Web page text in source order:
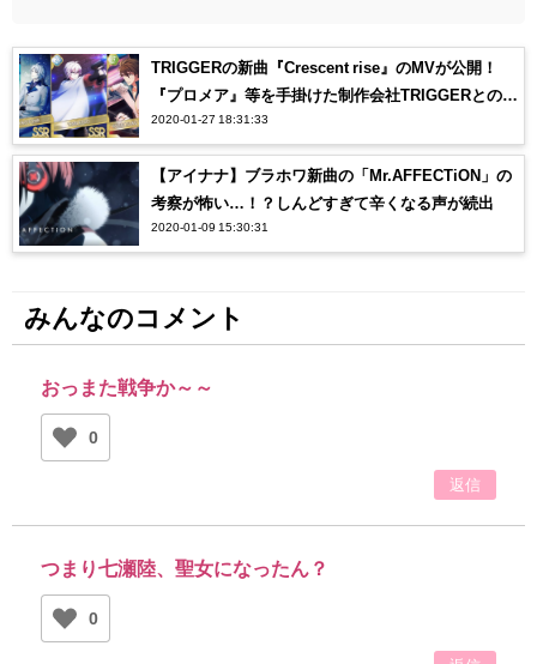
TRIGGERの新曲『Crescent rise』のMVが公開！
『プロメア』等を手掛けた制作会社TRIGGERとのコ
ラボにオタク感涙…【アイナナ】
2020-01-27 18:31:33
【アイナナ】ブラホワ新曲の「Mr.AFFECTiON」の
考察が怖い…！？しんどすぎて辛くなる声が続出
2020-01-09 15:30:31
みんなのコメント
おっまた戦争か～～
0
返信
つまり七瀬陸、聖女になったん？
0